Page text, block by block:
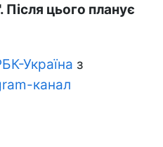
Після цього планує
Україна з
канал